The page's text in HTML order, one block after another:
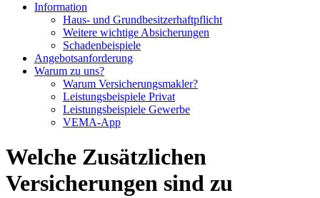
Information
Haus- und Grundbesitzerhaftpflicht
Weitere wichtige Absicherungen
Schadenbeispiele
Angebotsanforderung
Warum zu uns?
Warum Versicherungsmakler?
Leistungsbeispiele Privat
Leistungsbeispiele Gewerbe
VEMA-App
Welche Zusätzlichen
Versicherungen sind zu